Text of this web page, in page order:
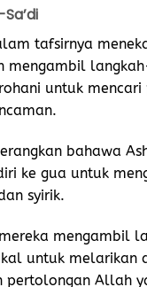
tafsirnya
mengambil
untuk mencari
bahawa
ke gua untuk
syirik.
mengambil
untuk melarikan
pertolongan Allah